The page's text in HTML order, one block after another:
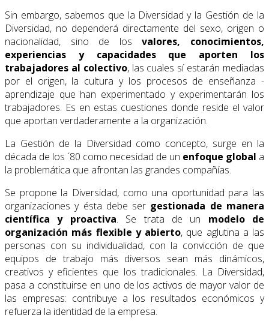
Sin embargo, sabemos que la Diversidad y la Gestión de la
Diversidad, no dependerá directamente del sexo, origen o
nacionalidad, sino de losvalores, conocimientos,
experiencias y capacidades que aporten los
trabajadores al colectivo, las cuales sí estarán mediadas
por el origen, la cultura y los procesos de enseñanza -
aprendizaje que han experimentado y experimentarán los
trabajadores. Es en estas cuestiones donde reside el valor
que aportan verdaderamente a la organización.
La Gestión de la Diversidad como concepto, surge en la
década de los ´80 como necesidad de un enfoque global a
la problemática que afrontan las grandes compañías.
Se propone la Diversidad, como una oportunidad para las
organizaciones y ésta debe ser gestionada de manera
científica y proactiva. Se trata de un modelo de
organización más flexible y abierto, que aglutina a las
personas con su individualidad, con la convicción de que
equipos de trabajo más diversos sean más dinámicos,
creativos y eficientes que los tradicionales. La Diversidad,
pasa a constituirse en uno de los activos de mayor valor de
las empresas: contribuye a los resultados económicos y
refuerza la identidad de la empresa.